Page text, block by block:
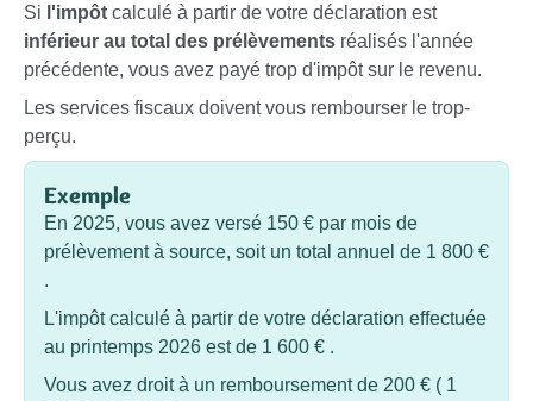
Si l'impôt calculé à partir de votre déclaration est
inférieur au total des prélèvements réalisés l'année
précédente, vous avez payé trop d'impôt sur le revenu.
Les services fiscaux doivent vous rembourser le trop-
perçu.
Exemple
En 2025, vous avez versé 150 € par mois de
prélèvement à source, soit un total annuel de 1 800 €
.
L'impôt calculé à partir de votre déclaration effectuée
au printemps 2026 est de 1 600 € .
Vous avez droit à un remboursement de 200 € ( 1